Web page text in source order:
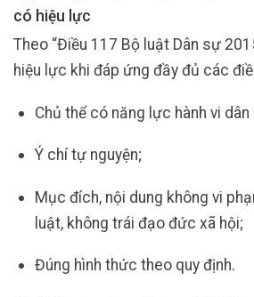
có hiệu lực
Theo “Điều 117 Bộ luật Dân sự
hiệu lực khi đáp ứng đầy đủ các
Chủ thể có năng lực hành vi dân
Ý chí tự nguyện;
Mục đích, nội dung không vi
luật, không trái đạo đức xã hội;
Đúng hình thức theo quy định.